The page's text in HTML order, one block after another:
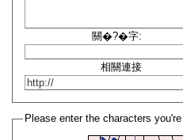
關�?�字:
相關連接
Please enter the characters